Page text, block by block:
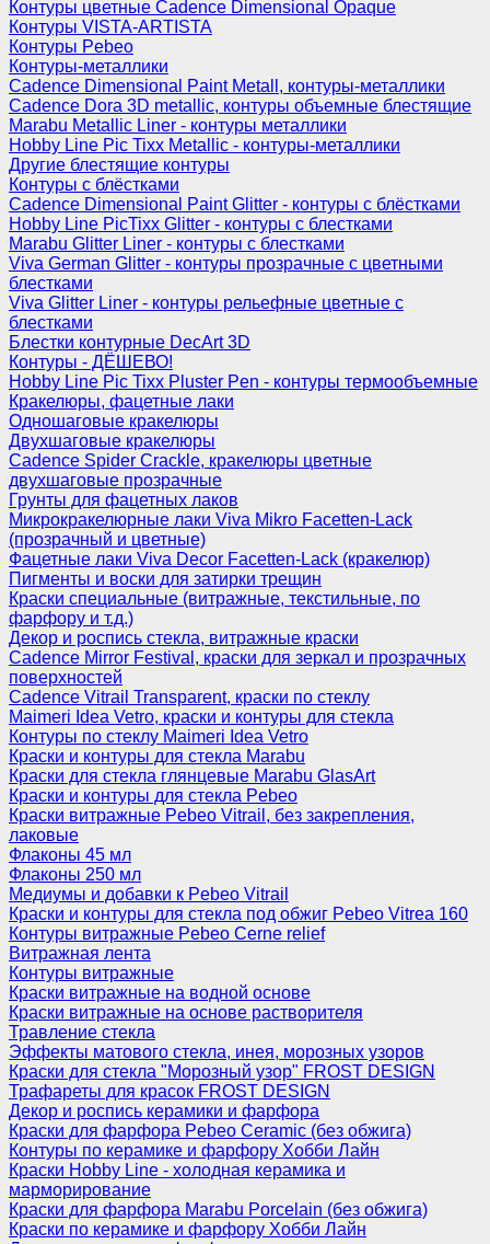
Контуры цветные Cadence Dimensional Opaque
Контуры VISTA-ARTISTA
Контуры Pebeo
Контуры-металлики
Cadence Dimensional Paint Metall, контуры-металлики
Cadence Dora 3D metallic, контуры объемные блестящие
Marabu Metallic Liner - контуры металлики
Hobby Line Pic Tixx Metallic - контуры-металлики
Другие блестящие контуры
Контуры с блёстками
Cadence Dimensional Paint Glitter - контуры с блёстками
Hobby Line PicTixx Glitter - контуры с блестками
Marabu Glitter Liner - контуры с блестками
Viva German Glitter - контуры прозрачные с цветными
блестками
Viva Glitter Liner - контуры рельефные цветные с
блестками
Блестки контурные DecArt 3D
Контуры - ДЁШЕВО!
Hobby Line Pic Tixx Pluster Pen - контуры термообъемные
Кракелюры, фацетные лаки
Одношаговые кракелюры
Двухшаговые кракелюры
Cadence Spider Crackle, кракелюры цветные
двухшаговые прозрачные
Грунты для фацетных лаков
Микрокракелюрные лаки Viva Mikro Facetten-Lack
(прозрачный и цветные)
Фацетные лаки Viva Decor Facetten-Lack (кракелюр)
Пигменты и воски для затирки трещин
Краски специальные (витражные, текстильные, по
фарфору и т.д.)
Декор и роспись стекла, витражные краски
Cadence Mirror Festival, краски для зеркал и прозрачных
поверхностей
Cadence Vitrail Transparent, краски по стеклу
Maimeri Idea Vetro, краски и контуры для стекла
Контуры по стеклу Maimeri Idea Vetro
Краски и контуры для стекла Marabu
Краски для стекла глянцевые Marabu GlasArt
Краски и контуры для стекла Pebeo
Краски витражные Pebeo Vitrail, без закрепления,
лаковые
Флаконы 45 мл
Флаконы 250 мл
Медиумы и добавки к Pebeo Vitrail
Краски и контуры для стекла под обжиг Pebeo Vitrea 160
Контуры витражные Pebeo Cerne relief
Витражная лента
Контуры витражные
Краски витражные на водной основе
Краски витражные на основе растворителя
Травление стекла
Эффекты матового стекла, инея, морозных узоров
Краски для стекла "Морозный узор" FROST DESIGN
Трафареты для красок FROST DESIGN
Декор и роспись керамики и фарфора
Краски для фарфора Pebeo Ceramic (без обжига)
Контуры по керамике и фарфору Хобби Лайн
Краски Hobby Line - холодная керамика и
марморирование
Краски для фарфора Marabu Porcelain (без обжига)
Краски по керамике и фарфору Хобби Лайн